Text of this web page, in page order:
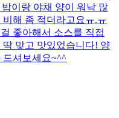
이랑 야채 양이 워낙 많
해 좀 적더라고요ㅠ.ㅠ
좋아해서 소스를 직접
맞고 맛있었습니다! 양
드셔보세요~^^